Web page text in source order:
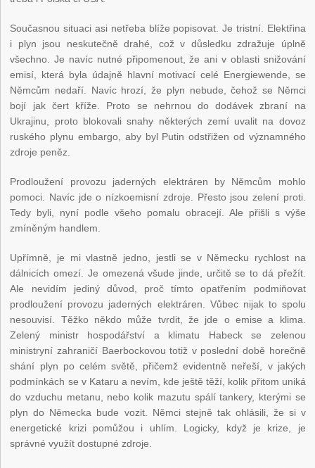
Současnou situaci asi netřeba blíže popisovat. Je tristní. Elektřina
i plyn jsou neskutečně drahé, což v důsledku zdražuje úplně
všechno. Je navíc nutné připomenout, že ani v oblasti snižování
emisí, která byla údajně hlavní motivací celé Energiewende, se
Němcům nedaří. Navíc hrozí, že plyn nebude, čehož se Němci
bojí jak čert kříže. Proto se nehrnou do dodávek zbraní na
Ukrajinu, proto blokovali snahy některých zemí uvalit na dovoz
ruského plynu embargo, aby byl Putin odstřižen od významného
zdroje peněz.
Prodloužení provozu jaderných elektráren by Němcům mohlo
pomoci. Navíc jde o nízkoemisní zdroje. Přesto jsou zelení proti.
Tedy byli, nyní podle všeho pomalu obracejí. Ale přišli s výše
zmíněným handlem.
Upřímně, je mi vlastně jedno, jestli se v Německu rychlost na
dálnicích omezí. Je omezená všude jinde, určitě se to dá přežít.
Ale nevidím jediný důvod, proč tímto opatřením podmiňovat
prodloužení provozu jaderných elektráren. Vůbec nijak to spolu
nesouvisí. Těžko někdo může tvrdit, že jde o emise a klima.
Zelený ministr hospodářství a klimatu Habeck se zelenou
ministryní zahraničí Baerbockovou totiž v poslední době horečně
shání plyn po celém světě, přičemž evidentně neřeší, v jakých
podmínkách se v Kataru a nevím, kde ještě těží, kolik přitom uniká
do vzduchu metanu, nebo kolik mazutu spálí tankery, kterými se
plyn do Německa bude vozit. Němci stejně tak ohlásili, že si v
energetické krizi pomůžou i uhlím. Logicky, když je krize, je
správné využít dostupné zdroje.